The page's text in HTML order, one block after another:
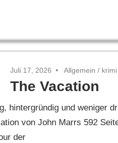
Juli 17, 2026 Allgemein / krimi
The Vacation
hintergründig und weniger
von John Marrs 592
der